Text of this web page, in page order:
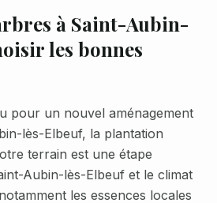
à Saint-Aubin-
les bonnes
pour un nouvel aménagement
lès-Elbeuf, la plantation
terrain est une étape
Aubin-lès-Elbeuf et le climat
les essences locales